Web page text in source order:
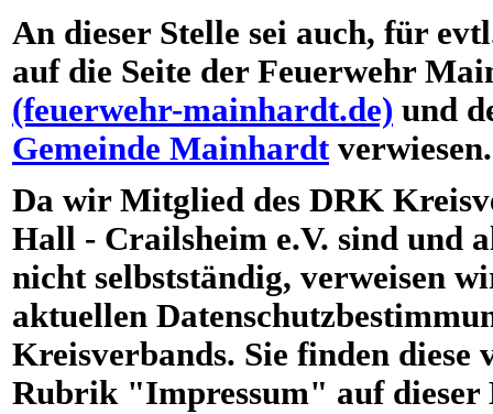
An dieser Stelle sei auch, für
auf die Seite der Feuerwehr
(feuerwehr-mainhardt.de) und
Gemeinde Mainhardt verwiesen.
Da wir Mitglied des DRK
Hall - Crailsheim e.V. sind und
nicht selbstständig, verweisen
aktuellen
Kreisverbands. Sie finden
Rubrik "Impressum" auf dieser